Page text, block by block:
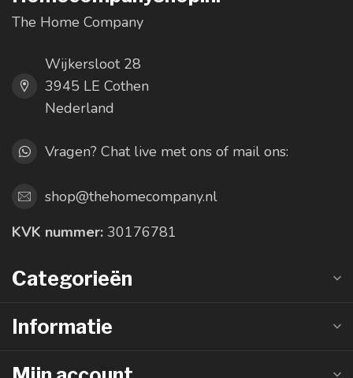
The Home Company
Wijkersloot 28
3945 LE Cothen
Nederland
Vragen? Chat live met ons of mail ons:
shop@thehomecompany.nl
KVK nummer: 30176781
Categorieën
Informatie